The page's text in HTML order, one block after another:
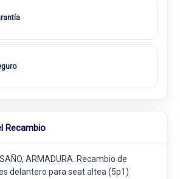
Recambio
ARMADURA. Recambio de
delantero para seat altea (5p1)